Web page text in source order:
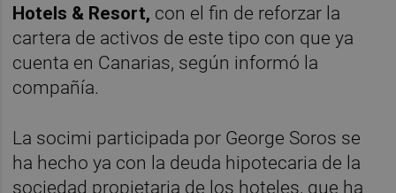
Hotels & Resort, con el fin de reforzar la
cartera de activos de este tipo con que ya
cuenta en Canarias, según informó la
compañía.
La socimi participada por George Soros se
ha hecho ya con la deuda hipotecaria de la
sociedad propietaria de los hoteles, que ha